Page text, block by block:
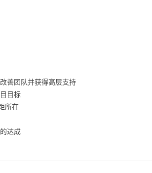
善团队并获得高层支持
目标
所在
达成